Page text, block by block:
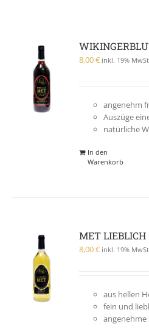
8,00€ inkl. 19%
angenehm
Auszüge
natürliche
In den
Warenkorb
MET LIEBLICH
8,00€ inkl. 19%
aus hellen
fein und
angenehme